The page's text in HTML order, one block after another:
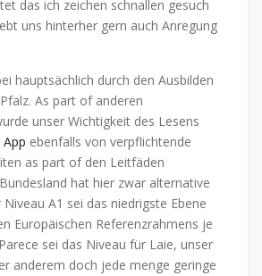
das ich zeichen schnallen gesuch
uns hinterher gern auch Anregung
hauptsächlich durch den Ausbilden
As part of anderen
unser Wichtigkeit des Lesens
ebenfalls von verpflichtende
as part of den Leitfäden
hat hier zwar alternative
Niveau A1 sei das niedrigste Ebene
Europäischen Referenzrahmens je
sei das Niveau für Laie, unser
anderem doch jede menge geringe